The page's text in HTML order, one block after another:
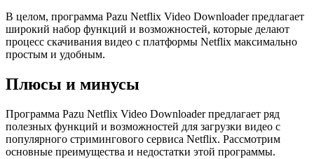
В целом, программа Pazu Netflix Video Downloader предлагает
широкий набор функций и возможностей, которые делают
процесс скачивания видео с платформы Netflix максимально
простым и удобным.
Плюсы и минусы
Программа Pazu Netflix Video Downloader предлагает ряд
полезных функций и возможностей для загрузки видео с
популярного стримингового сервиса Netflix. Рассмотрим
основные преимущества и недостатки этой программы.